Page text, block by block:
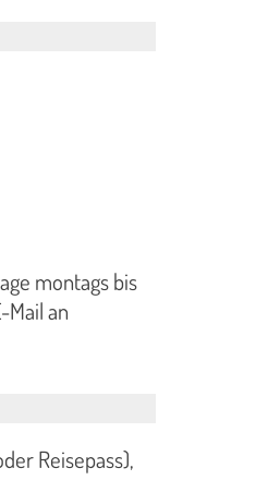
montags bis
an
Reisepass),